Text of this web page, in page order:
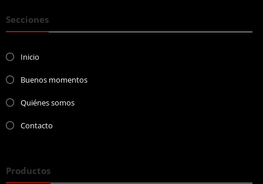
Secciones
Inicio
Buenos momentos
Quiénes somos
Contacto
Productos